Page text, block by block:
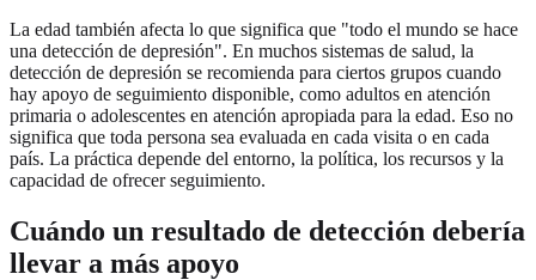
La edad también afecta lo que significa que "todo el mundo se hace
una detección de depresión". En muchos sistemas de salud, la
detección de depresión se recomienda para ciertos grupos cuando
hay apoyo de seguimiento disponible, como adultos en atención
primaria o adolescentes en atención apropiada para la edad. Eso no
significa que toda persona sea evaluada en cada visita o en cada
país. La práctica depende del entorno, la política, los recursos y la
capacidad de ofrecer seguimiento.
Cuándo un resultado de detección debería
llevar a más apoyo